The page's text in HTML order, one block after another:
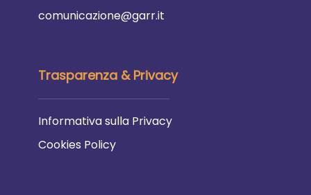
comunicazione@garr.it
Trasparenza & Privacy
Informativa sulla Privacy
Cookies Policy